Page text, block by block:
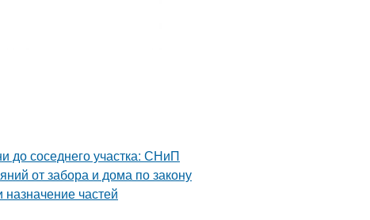
до соседнего участка: СНиП
от забора и дома по закону
частей